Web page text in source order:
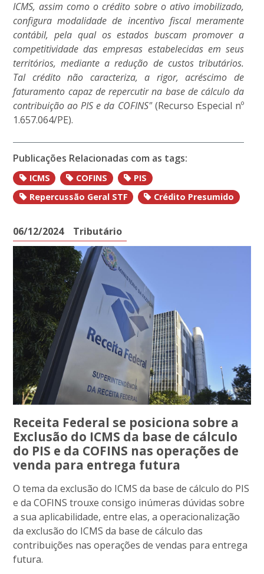
ICMS, assim como o crédito sobre o ativo imobilizado,
configura modalidade de incentivo fiscal meramente
contábil, pela qual os estados buscam promover a
competitividade das empresas estabelecidas em seus
territórios, mediante a redução de custos tributários.
Tal crédito não caracteriza, a rigor, acréscimo de
faturamento capaz de repercutir na base de cálculo da
contribuição ao PIS e da COFINS"(Recurso Especial nº
1.657.064/PE).
Publicações Relacionadas com as tags:
ICMS COFINS
PIS
Repercussão Geral STF
Crédito Presumido
06/12/2024 Tributário
Receita Federal se posiciona sobre a
Exclusão do ICMS da base de cálculo
do PIS e da COFINS nas operações de
venda para entrega futura
O tema da exclusão do ICMS da base de cálculo do PIS
e da COFINS trouxe consigo inúmeras dúvidas sobre
a sua aplicabilidade, entre elas, a operacionalização
da exclusão do ICMS da base de cálculo das
contribuições nas operações de vendas para entrega
futura.